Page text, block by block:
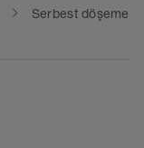
Serbest döşeme